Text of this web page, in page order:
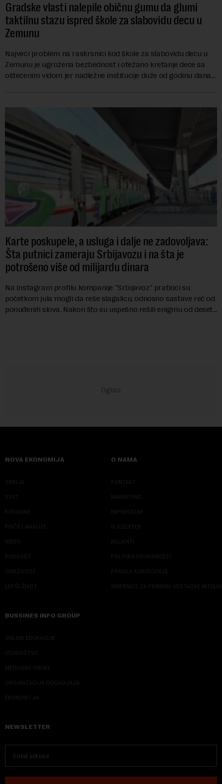
Gradske vlasti nalepile običnu gumu da glumi
taktilnu stazu ispred škole za slabovidu decu u
Zemunu
Najveći problem na raskrsnici kod škole za slabovidu decu u
Zemunu je ugrožena bezbednost i otežano kretanje dece sa
oštećenim vidom jer nadležne institucije duže od godinu dana
Karte poskupele, a usluga i dalje ne zadovoljava:
Šta putnici zameraju Srbijavozu i na šta je
potrošeno više od milijardu dinara
Na Instagram profilu kompanije "Srbijavoz" pratioci su
početkom jula mogli da reše slagalicu, odnosno sastave reč od
ponuđenih slova. Nakon što su uspešno rešili enigmu od deset
NOVA EKONOMIJA
SRBIJA
SVET
KOLUMNE
PRIČE I ANALIZE
VIDEO
PODCAST
ODRŽIVOST
LEPŠI ŽIVOT
O NAMA
KONTAKT
MARKETING
IMPRESSUM
NJUZLETER
KLIJENTI
POLITIKA PRIVATNOSTI
PRAVILA KORIŠĆENJA
SMERNICE ZA PRIMENU VEŠTAČKE
BUSSINES INFO GROUP
ONLINE EDUKACIJE
IZDAVAŠTVO
MEDIJSKE OBUKE
ORGANIZACIJA DOGADJAJA
EKONOM I JA
NEWSLETTER